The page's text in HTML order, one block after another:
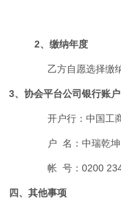
2、缴纳年度
乙方自愿选择缴
3、协会平台公司银行账户
开户行：中国工
户 名：中瑞乾
帐 号： 0200
四、其他事项